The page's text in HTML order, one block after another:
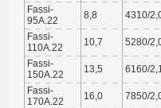
Fassi-
95А.22
8,8 4310/
Fassi-
110А.22
10,7 5280/
Fassi-
150А.22
13,5 6160/
Fassi-
170А.22
16,0 7850/